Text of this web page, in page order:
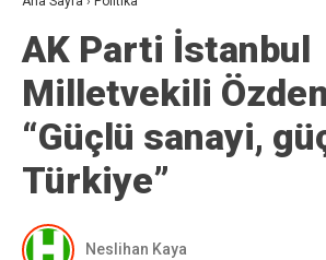
AK Parti İstanbul
Milletvekili
“Güçlü sanayi,
Türkiye”
Neslihan Kaya